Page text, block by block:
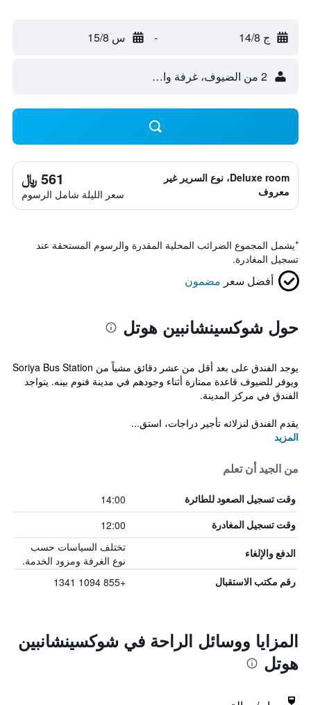
ج 14/8 - س 15/8
2 من الضيوف، غرفة واحدة
Deluxe room، نوع السرير غير
معروف
561 ﷼
سعر الليلة شامل الرسوم
*يشمل المجموع الضرائب المحلية المقدرة والرسوم المستحقة عند
تسجيل المغادرة.
أفضل سعر مضمون
حول شوكسينشانبين هوتل
يوجد الفندق على بعد أقل من عشر دقائق مشياً من Soriya Bus Station
ويوفر للضيوف قاعدة ممتازة أثناء وجودهم في مدينة فنوم بينه. يتواجد
الفندق في مركز المدينة.
يقدم الفندق لنزلائه تأجير دراجات، استق...
المزيد
من الجيد أن تعلم
وقت تسجيل الصعود للطائرة 14:00
وقت تسجيل المغادرة 12:00
الدفع والإلغاء
تختلف السياسات حسب
نوع الغرفة ومزود الخدمة.
رقم مكتب الاستقبال +855 1094 1341
المزايا ووسائل الراحة في شوكسينشانبين
هوتل